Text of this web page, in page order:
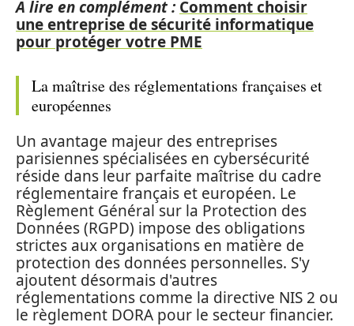
A lire en complément : Comment choisir
une entreprise de sécurité informatique
pour protéger votre PME
La maîtrise des réglementations françaises et
européennes
Un avantage majeur des entreprises
parisiennes spécialisées en cybersécurité
réside dans leur parfaite maîtrise du cadre
réglementaire français et européen. Le
Règlement Général sur la Protection des
Données (RGPD) impose des obligations
strictes aux organisations en matière de
protection des données personnelles. S'y
ajoutent désormais d'autres
réglementations comme la directive NIS 2 ou
le règlement DORA pour le secteur financier.